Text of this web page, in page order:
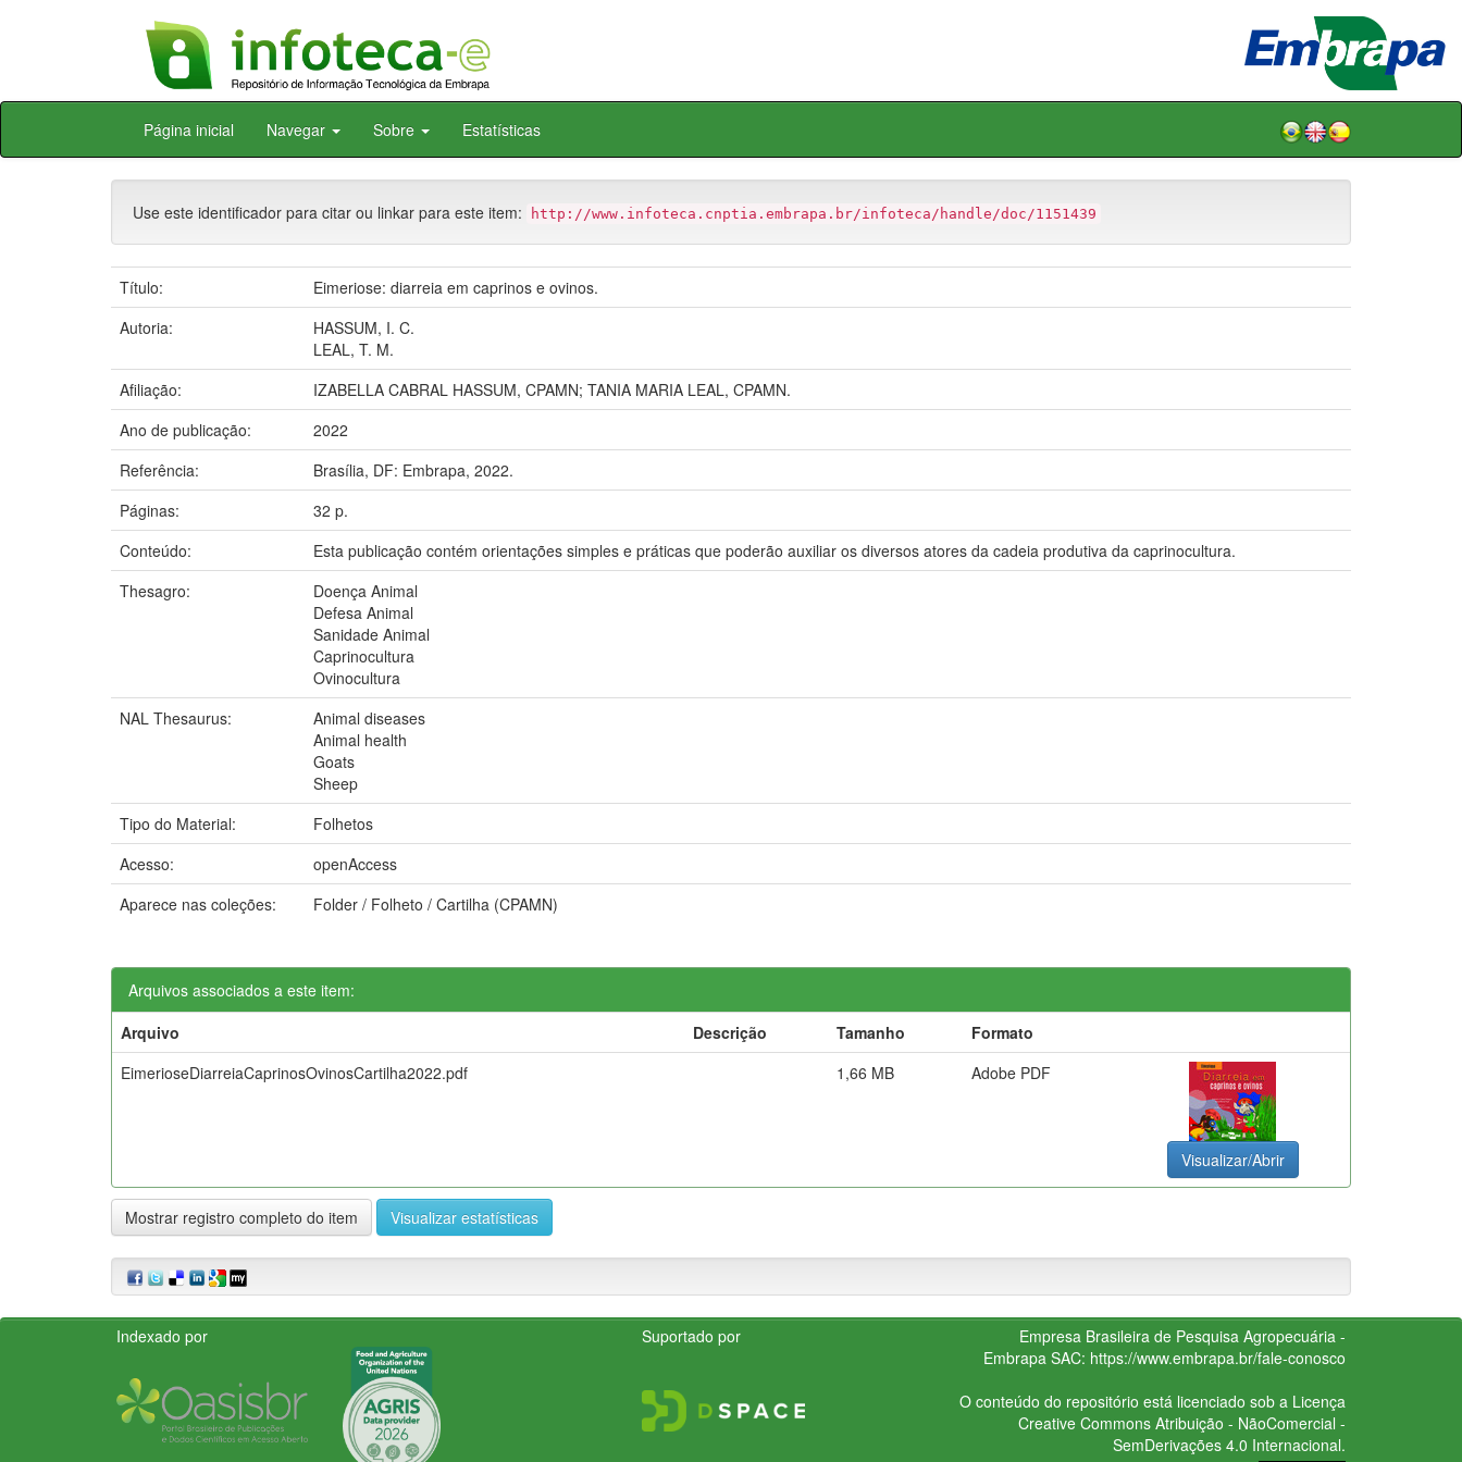
Skip
Página inicial Navegar Sobre Estatísticas
Use este identificador para citar ou linkar para este item: http://www.infoteca.cnptia.embrapa.br/infoteca/handle/doc/1151439
Título:
Eimeriose: diarreia em caprinos e ovinos.
Autoria:
HASSUM, I. C.
LEAL, T. M.
Afiliação:
IZABELLA CABRAL HASSUM, CPAMN; TANIA MARIA LEAL, CPAMN.
Ano de publicação:
2022
Referência:
Brasília, DF: Embrapa, 2022.
Páginas:
32 p.
Conteúdo:
Esta publicação contém orientações simples e práticas que poderão auxiliar os diversos atores da cadeia produtiva da caprinocultura.
Thesagro:
Doença Animal
Defesa Animal
Sanidade Animal
Caprinocultura
Ovinocultura
NAL Thesaurus:
Animal diseases
Animal health
Goats
Sheep
Tipo do Material:
Folhetos
Acesso:
openAccess
Aparece nas coleções:
Folder / Folheto / Cartilha (CPAMN)
Arquivos associados a este item:
Arquivo
Descrição Tamanho
Formato
EimerioseDiarreiaCaprinosOvinosCartilha2022.pdf
1,66 MB Adobe PDF
Visualizar/Abrir
Mostrar registro completo do item Visualizar estatísticas
Indexado por Suportado por
Empresa Brasileira de Pesquisa Agropecuária -
Embrapa SAC: https://www.embrapa.br/fale-conosco
O conteúdo do repositório está licenciado sob a Licença
Creative CommonsAtribuição - NãoComercial -
SemDerivações 4.0 Internacional.